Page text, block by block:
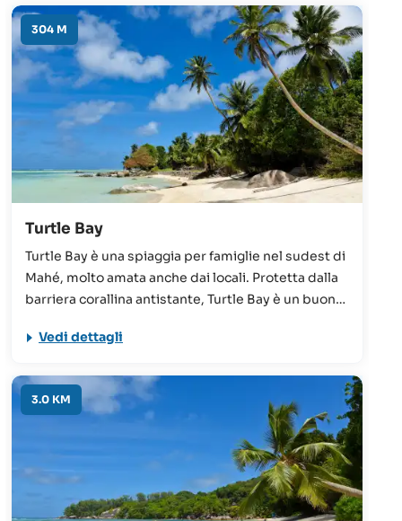
304 M
Turtle Bay
Turtle Bay è una spiaggia per famiglie nel sudest di
Mahé, molto amata anche dai locali. Protetta dalla
barriera corallina antistante, Turtle Bay è un buon
raggiungibile percorrendo la strada limitrofa. Una
Vedi dettagli
3.0 KM